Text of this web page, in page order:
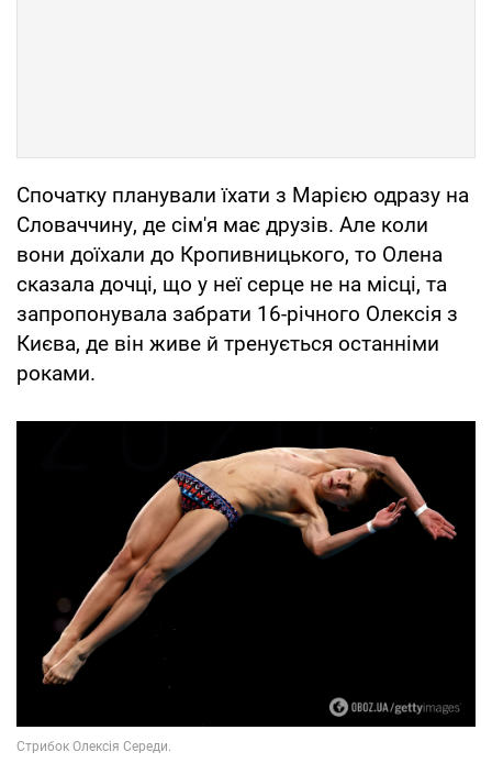
Спочатку планували їхати з Марією одразу на
Словаччину, де сім'я має друзів. Але коли
вони доїхали до Кропивницького, то Олена
сказала дочці, що у неї серце не на місці, та
запропонувала забрати 16-річного Олексія з
Києва, де він живе й тренується останніми
роками.